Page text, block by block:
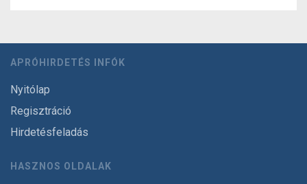
APRÓHIRDETÉS INFÓK
Nyitólap
Regisztráció
Hirdetésfeladás
HASZNOS OLDALAK